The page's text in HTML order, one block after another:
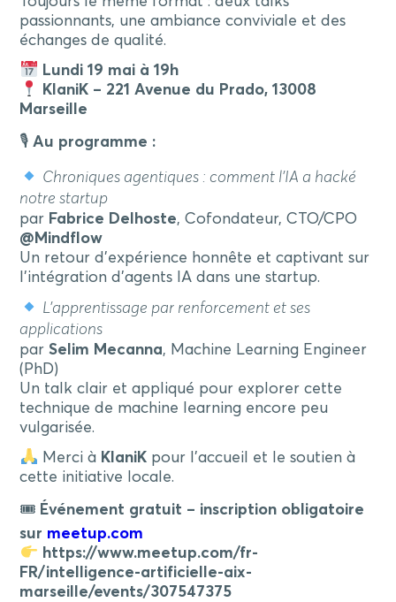
passionnants, une ambiance conviviale et des
échanges de qualité.
Lundi 19 mai à 19h
KlaniK – 221 Avenue du Prado, 13008
Marseille
🎙Au programme :
Chroniques agentiques : comment l’IA a hacké
notre startup
par Fabrice Delhoste, Cofondateur, CTO/CPO
@Mindflow
Un retour d’expérience honnête et captivant sur
l’intégration d’agents IA dans une startup.
L’apprentissage par renforcement et ses
applications
par Selim Mecanna, Machine Learning Engineer
(PhD)
Un talk clair et appliqué pour explorer cette
technique de machine learning encore peu
vulgarisée.
Merci à KlaniKpour l’accueil et le soutien à
cette initiative locale.
🎟 Événement gratuit – inscription obligatoire
sur meetup.com
https://www.meetup.com/fr-
FR/intelligence-artificielle-aix-
marseille/events/307547375